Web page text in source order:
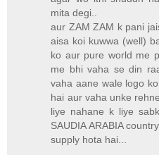
mita degi..
aur ZAM ZAM k pani
aisa koi kuwwa (well)
ko aur pure world me
me bhi vaha se din
vaha aane wale logo
hai aur vaha unke
liye nahane k liye
SAUDIA ARABIA
supply hota hai...